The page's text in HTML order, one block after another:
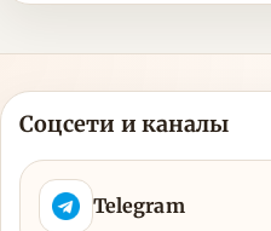
Соцсети и каналы
Telegram